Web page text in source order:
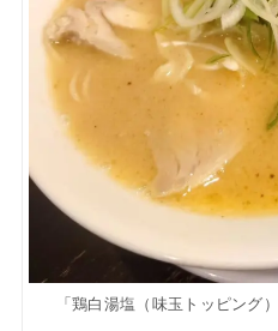
「鶏白湯塩（味玉トッピング